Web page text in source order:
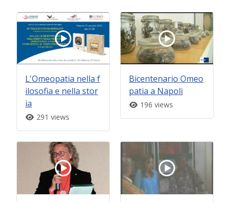
L'Omeopatia nella f
ilosofia e nella stor
ia
291 views
Bicentenario Omeo
patia a Napoli
196 views